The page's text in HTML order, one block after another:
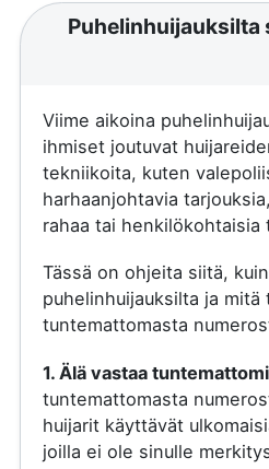
Puhelinhuijauksilta
Viime aikoina
ihmiset joutuvat
tekniikoita, kuten
harhaanjohtavia
rahaa tai henkilökohtaisia
Tässä on ohjeita siitä,
puhelinhuijauksilta ja
tuntemattomasta
1. Älä vastaa
tuntemattomasta
huijarit käyttävät
joilla ei ole sinulle